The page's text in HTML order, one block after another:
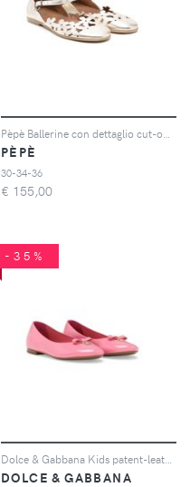
PÈPÈ
30-34-36
€ 155,00
-35%
DOLCE & GABBANA